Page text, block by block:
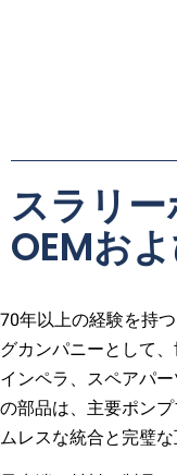
スラリ
OEMお
70年以上の経験を持
グカンパニーとして
インペラ、スペアパ
の部品は、主要ポン
ムレスな統合と完璧